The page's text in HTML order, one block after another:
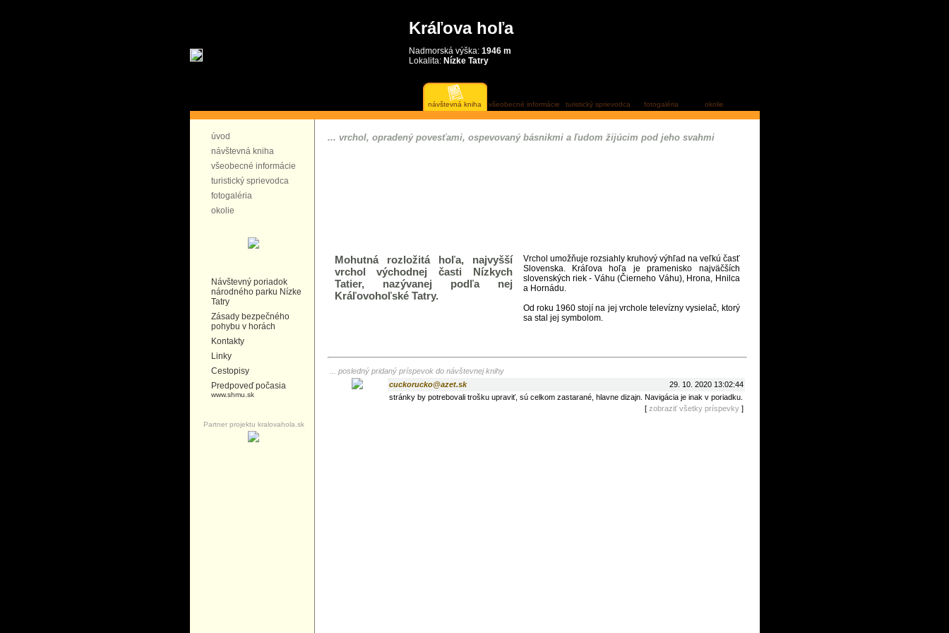
Kráľova hoľa
Nadmorská výška: 1946 m
Lokalita: Nízke Tatry
návštevná kniha všeobecné informácie turistický sprievodca fotogaléria okolie
úvod
návštevná kniha
všeobecné informácie
turistický sprievodca
fotogaléria
okolie
Návštevný poriadok
národného parku Nízke
Tatry
Zásady bezpečného
pohybu v horách
Kontakty
Linky
Cestopisy
Predpoveď počasia
www.shmu.sk
Partner projektu kralovahola.sk
... vrchol, opradený povesťami, ospevovaný básnikmi a ľudom žijúcim pod jeho svahmi
Mohutná rozložitá hoľa, najvyšší
vrchol východnej časti Nízkych
Tatier, nazývanej podľa nej
Kráľovohoľské Tatry.
Vrchol umožňuje rozsiahly kruhový výhľad na veľkú časť
Slovenska. Kráľova hoľa je pramenisko najväčších
slovenských riek - Váhu (Čierneho Váhu), Hrona, Hnilca
a Hornádu.
Od roku 1960 stojí na jej vrchole televízny vysielač, ktorý
sa stal jej symbolom.
... posledný pridaný príspevok do návštevnej knihy
cuckorucko@azet.sk
29. 10. 2020 13:02:44
stránky by potrebovali trošku upraviť, sú celkom zastarané, hlavne dizajn. Navigácia je inak v poriadku.
[ zobraziť všetky príspevky]